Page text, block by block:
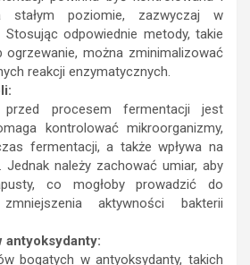
stałym poziomie, zazwyczaj w
Stosując odpowiednie metody, takie
ogrzewanie, można zminimalizować
reakcji enzymatycznych.
przed procesem fermentacji jest
kontrolować mikroorganizmy,
fermentacji, a także wpływa na
należy zachować umiar, aby
co mogłoby prowadzić do
aktywności bakterii
antyoksydanty:
bogatych w antyoksydanty, takich